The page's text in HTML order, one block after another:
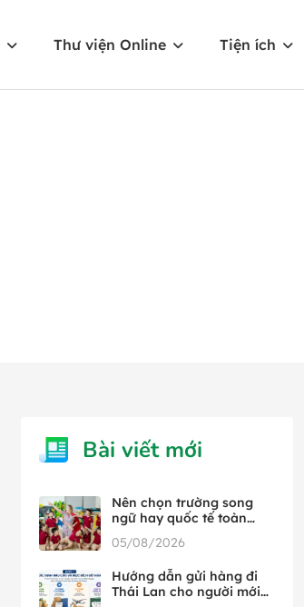
Thư viện Online Tiện ích
Bài viết mới
Nên chọn trường song
ngữ hay quốc tế toàn
05/08/2026
Hướng dẫn gửi hàng đi
Thái Lan cho người mới